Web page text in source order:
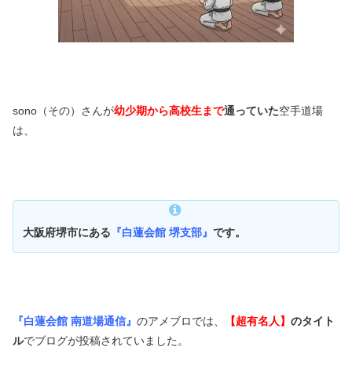
sono（その）さんが幼少期から高校生まで通っていた空手道場
は、
大阪府堺市にある 『白蓮会館 堺支部』 です。
『白蓮会館 南道場通信』 のアメブロでは、 【超有名人】 のタイト
ルでブログが投稿されていました。